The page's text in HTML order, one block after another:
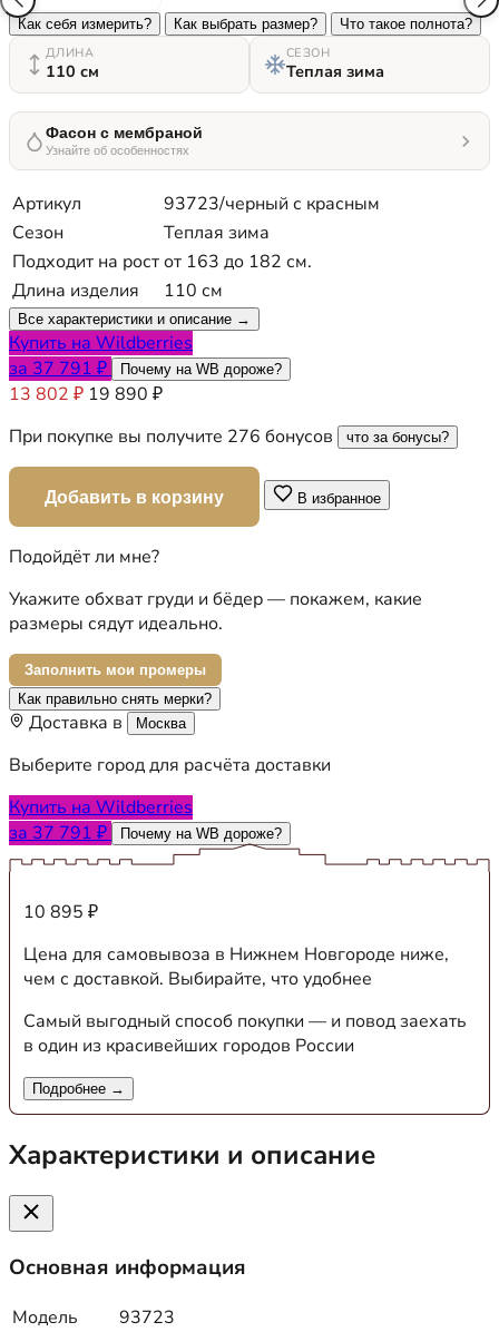
Как себя измерить?
Как выбрать размер?
Что такое полнота?
ДЛИНА
110 см
СЕЗОН
Теплая зима
Фасон с мембраной
Узнайте об особенностях
Артикул
93723/черный с красным
Сезон
Теплая зима
Подходит на ростот 163 до 182 см.
Длина изделия
110 см
Все характеристики и описание →
Купить на Wildberries
за 37 791 ₽
Почему на WB дороже?
13 802 ₽ 19 890 ₽
При покупке вы получите 276 бонусов
что за бонусы?
Добавить в корзину В избранное
Подойдёт ли мне?
Укажите обхват груди и бёдер — покажем, какие
размеры сядут идеально.
Заполнить мои промеры
Как правильно снять мерки?
Доставка в Москва
Выберите город для расчёта доставки
Купить на Wildberries
за 37 791 ₽
Почему на WB дороже?
10 895 ₽
Цена для самовывоза в Нижнем Новгороде ниже,
чем с доставкой. Выбирайте, что удобнее
Самый выгодный способ покупки — и повод заехать
в один из красивейших городов России
Подробнее →
Характеристики и описание
Основная информация
Модель
93723